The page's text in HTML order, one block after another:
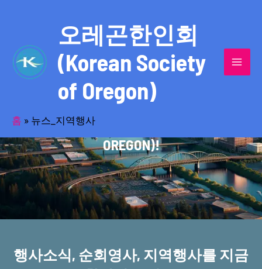
오레곤한인회
(Korean Society
of Oregon)
홈 » 뉴스_지역행사
반세기의 세월을 품고 동포사회를 섬겨온
오레곤한인회(KOREAN SOCIETY OF
OREGON)!
행사소식, 순회영사, 지역행사를 지금